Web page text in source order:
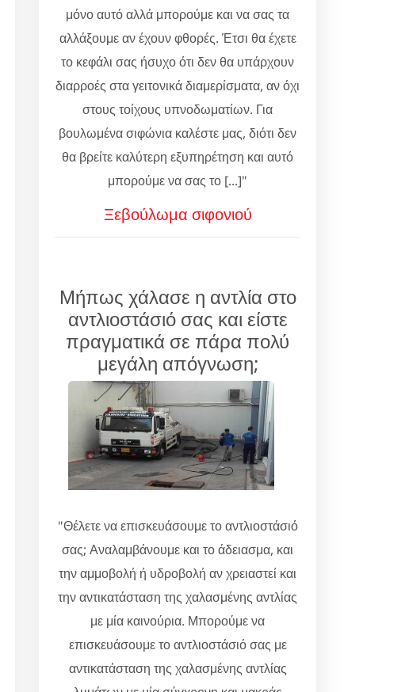
μόνο αυτό αλλά μπορούμε και να σας τα
αλλάξουμε αν έχουν φθορές. Έτσι θα έχετε
το κεφάλι σας ήσυχο ότι δεν θα υπάρχουν
διαρροές στα γειτονικά διαμερίσματα, αν όχι
στους τοίχους υπνοδωματίων. Για
βουλωμένα σιφώνια καλέστε μας, διότι δεν
θα βρείτε καλύτερη εξυπηρέτηση και αυτό
μπορούμε να σας το [...]"
Ξεβούλωμα σιφονιού
Μήπως χάλασε η αντλία στο
αντλιοστάσιό σας και είστε
πραγματικά σε πάρα πολύ
μεγάλη απόγνωση;
"Θέλετε να επισκευάσουμε το αντλιοστάσιό
σας; Αναλαμβάνουμε και το άδειασμα, και
την αμμοβολή ή υδροβολή αν χρειαστεί και
την αντικατάσταση της χαλασμένης αντλίας
με μία καινούρια. Μπορούμε να
επισκευάσουμε το αντλιοστάσιό σας με
αντικατάσταση της χαλασμένης αντλίας